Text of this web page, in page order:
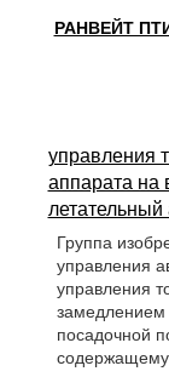
РАНВЕЙТ
управления
аппарата на
летательный
Группа
управления
управления
замедлением
посадочной
содержащему